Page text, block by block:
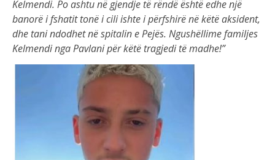
Kelmendi. Po ashtu në gjendje të rëndë është edhe një
banorë i fshatit tonë i cili ishte i përfshirë në këtë aksident,
dhe tani ndodhet në spitalin e Pejës. Ngushëllime familjes
Kelmendi nga Pavlani për këtë tragjedi të madhe!”